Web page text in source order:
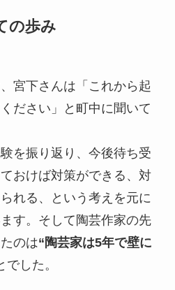
の歩み
宮下さんは「これから起
ださい」と町中に聞いて
を振り返り、今後待ち受
おけば対策ができる、対
れる、という考えを元に
す。そして陶芸作家の先
のは“陶芸家は5年で壁に
でした。